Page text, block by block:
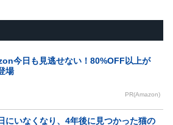
今日も見逃せない！80%OFF以上が
場
PR(Amazon)
にいなくなり、4年後に見つかった猫の